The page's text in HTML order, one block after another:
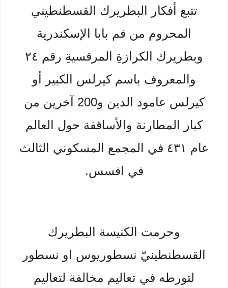
تتبع أفكار البطريرك القسطنطيني
المحروم من فم بابا الإسكندرية
وبطريرك الكرازةِ المرقسيةِ رقم ٢٤
والمعروف باسم كيرلس الكبير أو
كيرلس عامود الدين و200 آخرين من
كبار المطارنة والأساقفة حول العالم
عام ٤٣١ في المجمع المسكوني الثالث
في افسس.
وحرمت الكنيسة البطريرك
القسطنطينيّ نسطوريوس او نسطور
لتورطه في تعاليم مخالفة لتعاليم